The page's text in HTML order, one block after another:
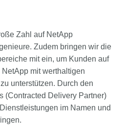
Zahl auf NetApp
Zudem bringen wir die
mit ein, um Kunden auf
mit werthaltigen
unterstützen. Durch den
(Contracted Delivery Partner)
im Namen und